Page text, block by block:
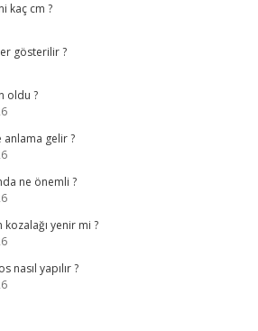
kaç cm ?
gösterilir ?
oldu ?
anlama gelir ?
ne önemli ?
yenir mi ?
nasıl yapılır ?